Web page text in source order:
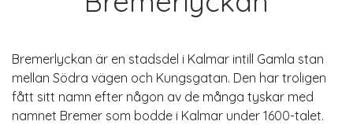
Bremerlyckan är en stadsdel i Kalmar intill Gamla stan
mellan Södra vägen och Kungsgatan. Den har troligen
fått sitt namn efter någon av de många tyskar med
namnet Bremer som bodde i Kalmar under 1600-talet.